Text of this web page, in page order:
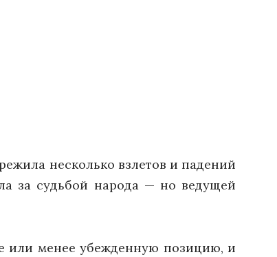
несколько взлетов и падений
за судьбой народа — но ведущей
или менее убежденную позицию, и